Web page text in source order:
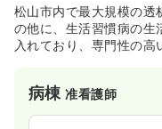
松山市内で最大規模の透
の他に、生活習慣病の生
入れており、専門性の高
病棟准看護師